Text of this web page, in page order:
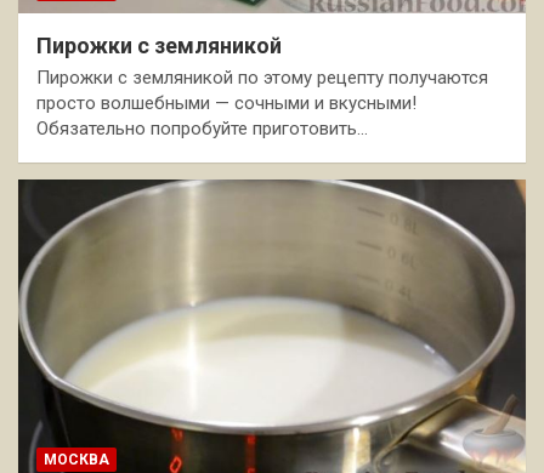
Пирожки с земляникой
Пирожки с земляникой по этому рецепту получаются
просто волшебными — сочными и вкусными!
Обязательно попробуйте приготовить…
МОСКВА